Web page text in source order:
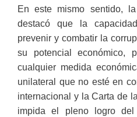
En este mismo sentido, la
destacó que la
prevenir y combatir la
su potencial económico,
cualquier medida
unilateral que no esté en
internacional y la Carta de
impida el pleno logro del